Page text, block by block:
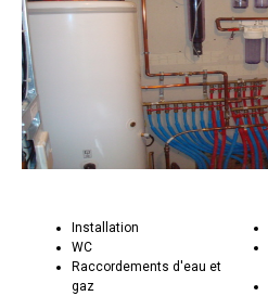
Installation
WC
Raccordements d'eau et
gaz